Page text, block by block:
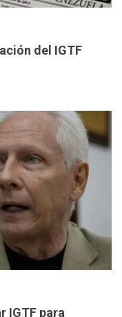
del IGTF
IGTF para